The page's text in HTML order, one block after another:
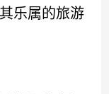
乐属的旅游